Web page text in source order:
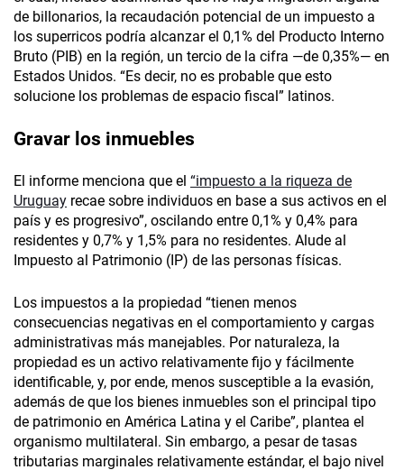
de billonarios, la recaudación potencial de un impuesto a
los superricos podría alcanzar el 0,1% del Producto Interno
Bruto (PIB) en la región, un tercio de la cifra —de 0,35%— en
Estados Unidos. “Es decir, no es probable que esto
solucione los problemas de espacio fiscal” latinos.
Gravar los inmuebles
El informe menciona que el “impuesto a la riqueza de
Uruguay recae sobre individuos en base a sus activos en el
país y es progresivo”, oscilando entre 0,1% y 0,4% para
residentes y 0,7% y 1,5% para no residentes. Alude al
Impuesto al Patrimonio (IP) de las personas físicas.
Los impuestos a la propiedad “tienen menos
consecuencias negativas en el comportamiento y cargas
administrativas más manejables. Por naturaleza, la
propiedad es un activo relativamente fijo y fácilmente
identificable, y, por ende, menos susceptible a la evasión,
además de que los bienes inmuebles son el principal tipo
de patrimonio en América Latina y el Caribe”, plantea el
organismo multilateral. Sin embargo, a pesar de tasas
tributarias marginales relativamente estándar, el bajo nivel